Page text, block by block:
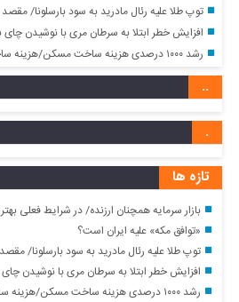
توپ طلا علیه رئال مادرید به سود بارسلونا/
افزایش خطر ابتلا به سرطان مری با نوشیدن چای بالاتر
رشد ۱۰۰۰ درصدی هزینه ساخت مسکن/هزینه ساخت یک متر واحد مسکونی چقدر است؟+ جدول
..
.
تازه ها
بازار سرمایه همچنان ارزنده/ در شرایط فعلی بهترین
«توافق مکه» علیه ایران است؟
توپ طلا علیه رئال مادرید به سود بارسلونا/
افزایش خطر ابتلا به سرطان مری با نوشیدن چای بالاتر
رشد ۱۰۰۰ درصدی هزینه ساخت مسکن/هزینه ساخت یک متر واحد مسکونی چقدر است؟+ جدول